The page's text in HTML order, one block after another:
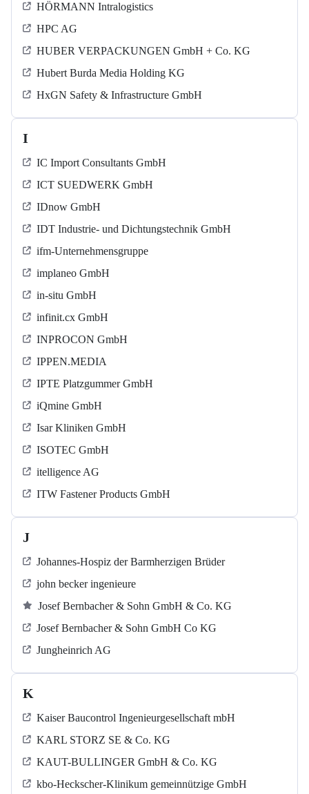
HÖRMANN Intralogistics
HPC AG
HUBER VERPACKUNGEN GmbH + Co. KG
Hubert Burda Media Holding KG
HxGN Safety & Infrastructure GmbH
I
IC Import Consultants GmbH
ICT SUEDWERK GmbH
IDnow GmbH
IDT Industrie- und Dichtungstechnik GmbH
ifm-Unternehmensgruppe
implaneo GmbH
in-situ GmbH
infinit.cx GmbH
INPROCON GmbH
IPPEN.MEDIA
IPTE Platzgummer GmbH
iQmine GmbH
Isar Kliniken GmbH
ISOTEC GmbH
itelligence AG
ITW Fastener Products GmbH
J
Johannes-Hospiz der Barmherzigen Brüder
john becker ingenieure
Josef Bernbacher & Sohn GmbH & Co. KG
Josef Bernbacher & Sohn GmbH Co KG
Jungheinrich AG
K
Kaiser Baucontrol Ingenieurgesellschaft mbH
KARL STORZ SE & Co. KG
KAUT-BULLINGER GmbH & Co. KG
kbo-Heckscher-Klinikum gemeinnützige GmbH